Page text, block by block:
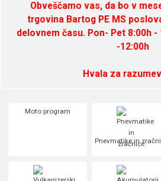
Obveščamo vas, da bo v
trgovina Bartog PE MS
delovnem času. Pon- Pet 8:00h -
-12:00h
Hvala za
Moto program
Pnevmatike in